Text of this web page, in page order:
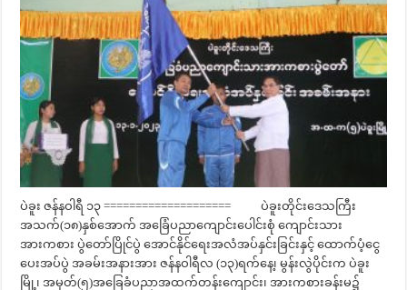
ပဲခူး ဇန်နဝါရီ ၁၃ ==================== ပဲခူးတိုင်းဒေသကြီး
အသက်(၁၈)နှစ်အောက် အခြေံပညာကျောင်းပေါင်းစုံ ကျောင်းသား
အားကစား ပွဲတော်ပြိုင်ပွဲ အောင်နိုင်ရေးအလံအပ်နှင်းခြင်းနှင့် ထောက်ပံ့ငွေ
ပေးအပ်ပွဲ အခမ်းအနားအား ဇန်နဝါရီလ (၁၃)ရက်နေ့၊ မွန်းလွဲပိုင်းက ပဲခူး
မြို့၊ အမှတ်(၅)အခြေခံပညာအထက်တန်းကျောင်း၊ အားကစားခန်းမ၌